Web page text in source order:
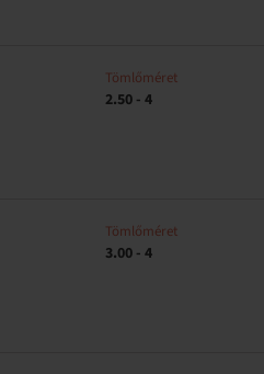
Tömlőméret
2.50 - 4
Tömlőméret
3.00 - 4